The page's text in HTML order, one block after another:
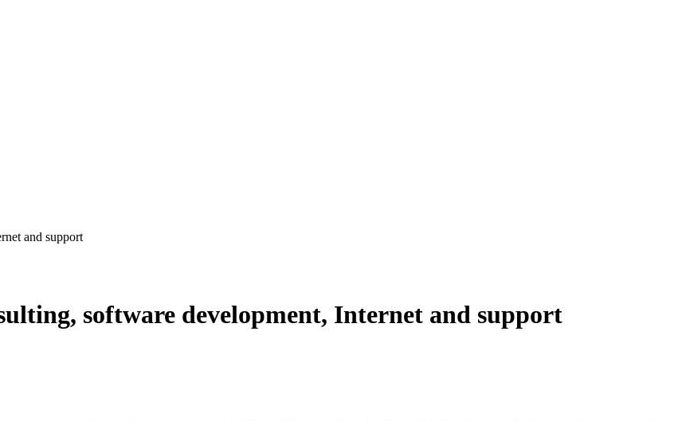
and support
software development, Internet and support